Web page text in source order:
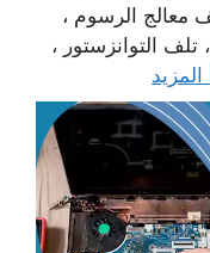
معالج الرسوم ،
التوانزستور ،
المزيد